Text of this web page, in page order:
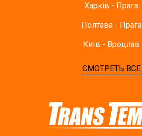
Харків - Прага
Полтава - Прага
Київ - Вроцлав
СМОТРЕТЬ ВСЕ